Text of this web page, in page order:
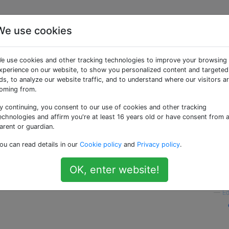
d'ajouter un livre
iTunes?
ePub et PDF. Je peux facilement ajouter le PDF à
pas de méthode pour obtenir un livre ePub dans
portable avec iTunes où mon iPhone se
le moment.
à iBooks sans iTunes?
—
use cookies
use cookies and other tracking technologies to improve your browsing
on our website, to show you personalized content and targeted
to analyze our website traffic, and to understand where our visitors
from.
continuing, you consent to our use of cookies and other tracking
and affirm you're at least 16 years old or have consent from a
or guardian.
can read details in our Cookie policy and Privacy policy.
OK, enter website!